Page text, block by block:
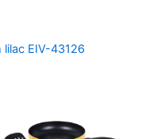
EIV-43126